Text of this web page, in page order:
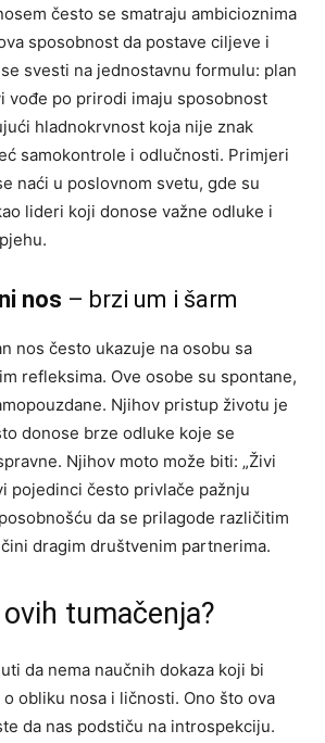
često se smatraju ambicioznima
sposobnost da postave ciljeve i
svesti na jednostavnu formulu: plan
vođe po prirodi imaju sposobnost
hladnokrvnost koja nije znak
samokontrole i odlučnosti. Primjeri
naći u poslovnom svetu, gde su
lideri koji donose važne odluke i
nos – brzi um i šarm
nos često ukazuje na osobu sa
refleksima. Ove osobe su spontane,
Njihov pristup životu je
donose brze odluke koje se
Njihov moto može biti: „Živi
pojedinci često privlače pažnju
da se prilagode različitim
dragim društvenim partnerima.
tumačenja?
da nema naučnih dokaza koji bi
obliku nosa i ličnosti. Ono što ova
da nas podstiču na introspekciju.